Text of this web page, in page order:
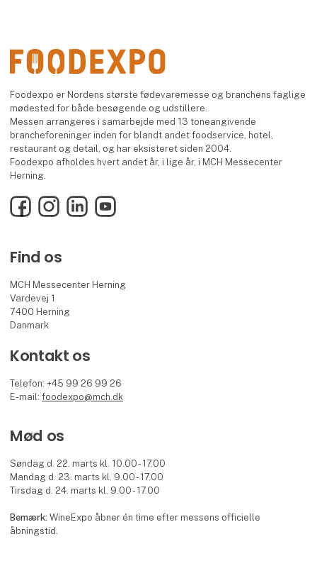
Foodexpo er Nordens største fødevaremesse og branchens faglige
mødested for både besøgende og udstillere.
Messen arrangeres i samarbejde med 13 toneangivende
brancheforeninger inden for blandt andet foodservice, hotel,
restaurant og detail, og har eksisteret siden 2004.
Foodexpo afholdes hvert andet år, i lige år, i MCH Messecenter
Herning.
FacebookInstagramLinkedInYouTube
Find os
MCH Messecenter Herning
Vardevej 1
7400 Herning
Danmark
Kontakt os
Telefon: +45 99 26 99 26
E-mail:foodexpo@mch.dk
Mød os
Søndag d. 22. marts kl. 10.00 - 17.00
Mandag d. 23. marts kl. 9.00 - 17.00
Tirsdag d. 24. marts kl. 9.00 - 17.00
Bemærk:WineExpo åbner én time efter messens officielle
åbningstid.